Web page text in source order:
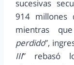
sucesivas
914 millones
mientras
perdido”,
III” rebasó